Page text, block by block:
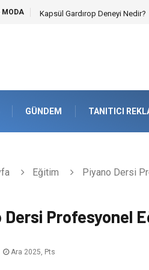
MODA Kapsül Gardırop Deneyi Nedir?
GÜNDEM TANITICI
Eğitim Piyano Dersi
Dersi Profesyonel
Ara 2025, Pts